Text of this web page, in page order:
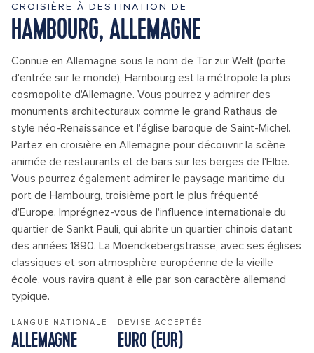
CROISIÈRE À DESTINATION DE
HAMBOURG, ALLEMAGNE
Connue en Allemagne sous le nom de Tor zur Welt (porte
d'entrée sur le monde), Hambourg est la métropole la plus
cosmopolite d'Allemagne. Vous pourrez y admirer des
monuments architecturaux comme le grand Rathaus de
style néo-Renaissance et l'église baroque de Saint-Michel.
Partez en croisière en Allemagne pour découvrir la scène
animée de restaurants et de bars sur les berges de l'Elbe.
Vous pourrez également admirer le paysage maritime du
port de Hambourg, troisième port le plus fréquenté
d'Europe. Imprégnez-vous de l'influence internationale du
quartier de Sankt Pauli, qui abrite un quartier chinois datant
des années 1890. La Moenckebergstrasse, avec ses églises
classiques et son atmosphère européenne de la vieille
école, vous ravira quant à elle par son caractère allemand
typique.
LANGUE NATIONALE
ALLEMAGNE
DEVISE ACCEPTÉE
EURO (EUR)